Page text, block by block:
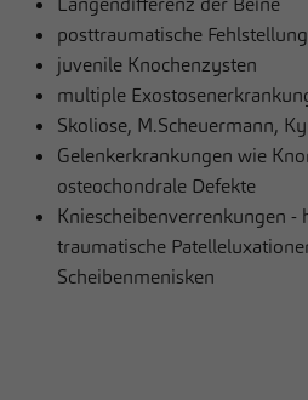
posttraumatische
juvenile Knochenzysten
multiple
Skoliose, M.Scheuermann,
Gelenkerkrankungen wie
osteochondrale Defekte
Kniescheibenverrenkungen -
traumatische
Scheibenmenisken
Zweck
Cookie von
Erzeugt
Besucher die